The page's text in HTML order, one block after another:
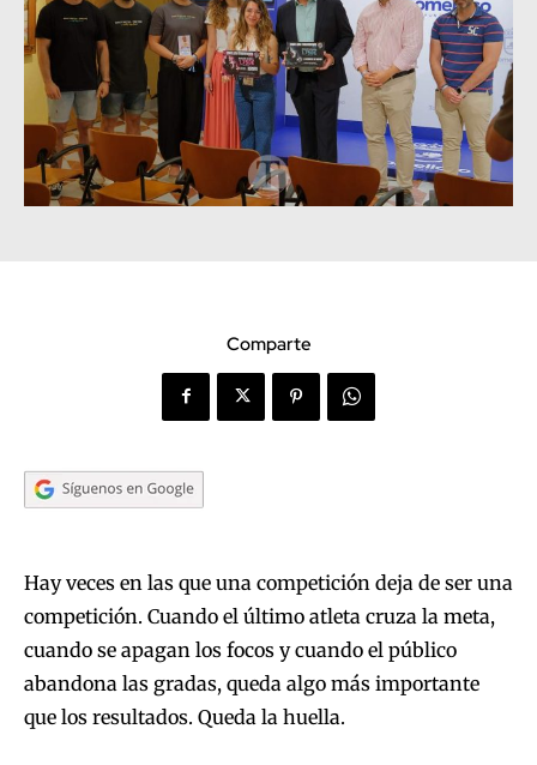
Comparte
Hay veces en las que una competición deja de ser una
competición. Cuando el último atleta cruza la meta,
cuando se apagan los focos y cuando el público
abandona las gradas, queda algo más importante
que los resultados. Queda la huella.